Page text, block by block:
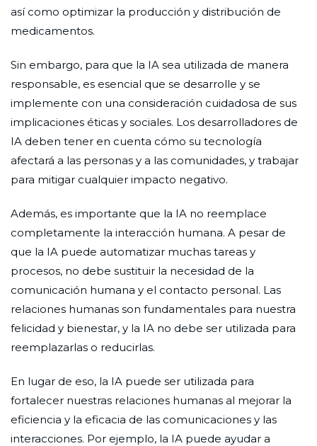
así como optimizar la producción y distribución de
medicamentos.
Sin embargo, para que la IA sea utilizada de manera
responsable, es esencial que se desarrolle y se
implemente con una consideración cuidadosa de sus
implicaciones éticas y sociales. Los desarrolladores de
IA deben tener en cuenta cómo su tecnología
afectará a las personas y a las comunidades, y trabajar
para mitigar cualquier impacto negativo.
Además, es importante que la IA no reemplace
completamente la interacción humana. A pesar de
que la IA puede automatizar muchas tareas y
procesos, no debe sustituir la necesidad de la
comunicación humana y el contacto personal. Las
relaciones humanas son fundamentales para nuestra
felicidad y bienestar, y la IA no debe ser utilizada para
reemplazarlas o reducirlas.
En lugar de eso, la IA puede ser utilizada para
fortalecer nuestras relaciones humanas al mejorar la
eficiencia y la eficacia de las comunicaciones y las
interacciones. Por ejemplo, la IA puede ayudar a